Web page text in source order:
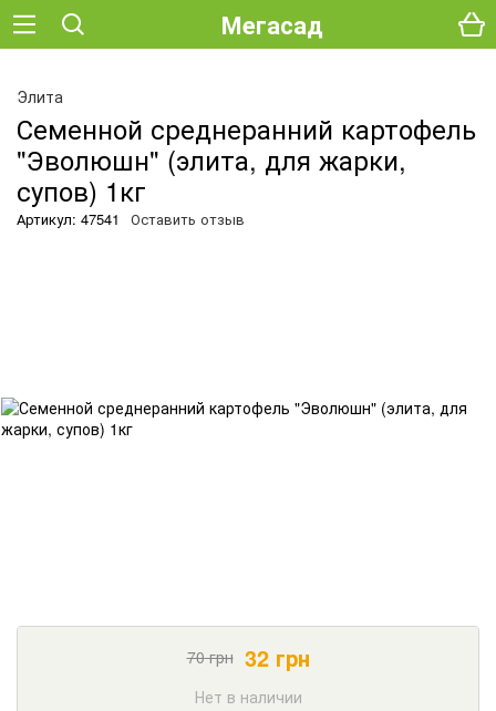
Мегасад
Элита
Семенной среднеранний картофель
"Эволюшн" (элита, для жарки,
супов) 1кг
Артикул: 47541 Оставить отзыв
70грн 32грн
Нет в наличии